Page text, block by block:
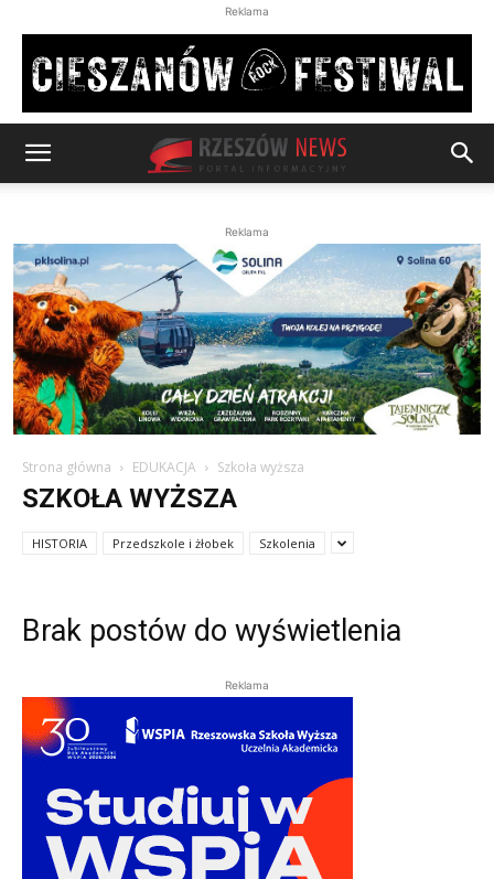
Reklama
Reklama
Strona główna EDUKACJA Szkoła wyższa
SZKOŁA WYŻSZA
HISTORIA Przedszkole i żłobek Szkolenia
Brak postów do wyświetlenia
Reklama